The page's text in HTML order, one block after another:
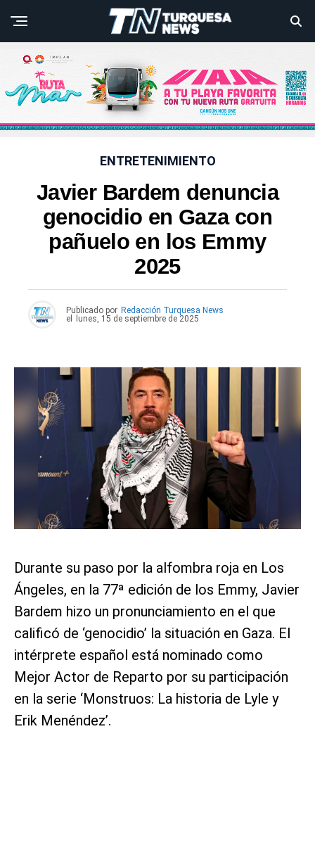
ENTRETENIMIENTO
Javier Bardem denuncia
genocidio en Gaza con
pañuelo en los Emmy
2025
Publicado por Redacción Turquesa News
el
lunes, 15 de septiembre de 2025
Durante su paso por la alfombra roja en Los
Ángeles, en la 77ª edición de los Emmy, Javier
Bardem hizo un pronunciamiento en el que
calificó de ‘genocidio’ la situación en Gaza. El
intérprete español está nominado como
Mejor Actor de Reparto por su participación
en la serie ‘Monstruos: La historia de Lyle y
Erik Menéndez’.